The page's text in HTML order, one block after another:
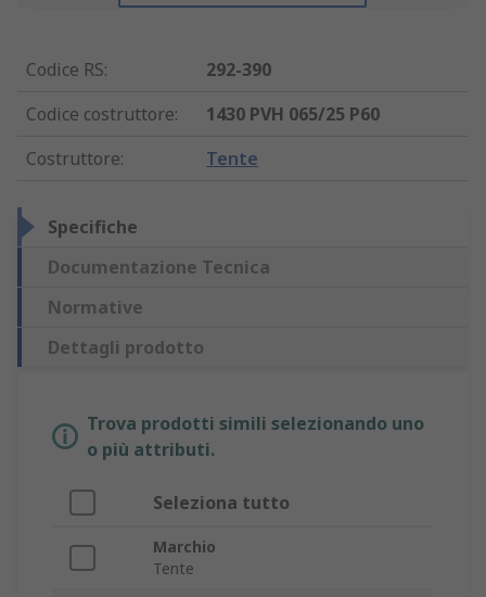
Codice RS:
292-390
Codice costruttore:
1430 PVH 065/25 P60
Costruttore: Tente
Specifiche
Documentazione Tecnica
Normative
Dettagli prodotto
Trova prodotti simili selezionando uno
o più attributi.
Seleziona tutto
Marchio
Tente